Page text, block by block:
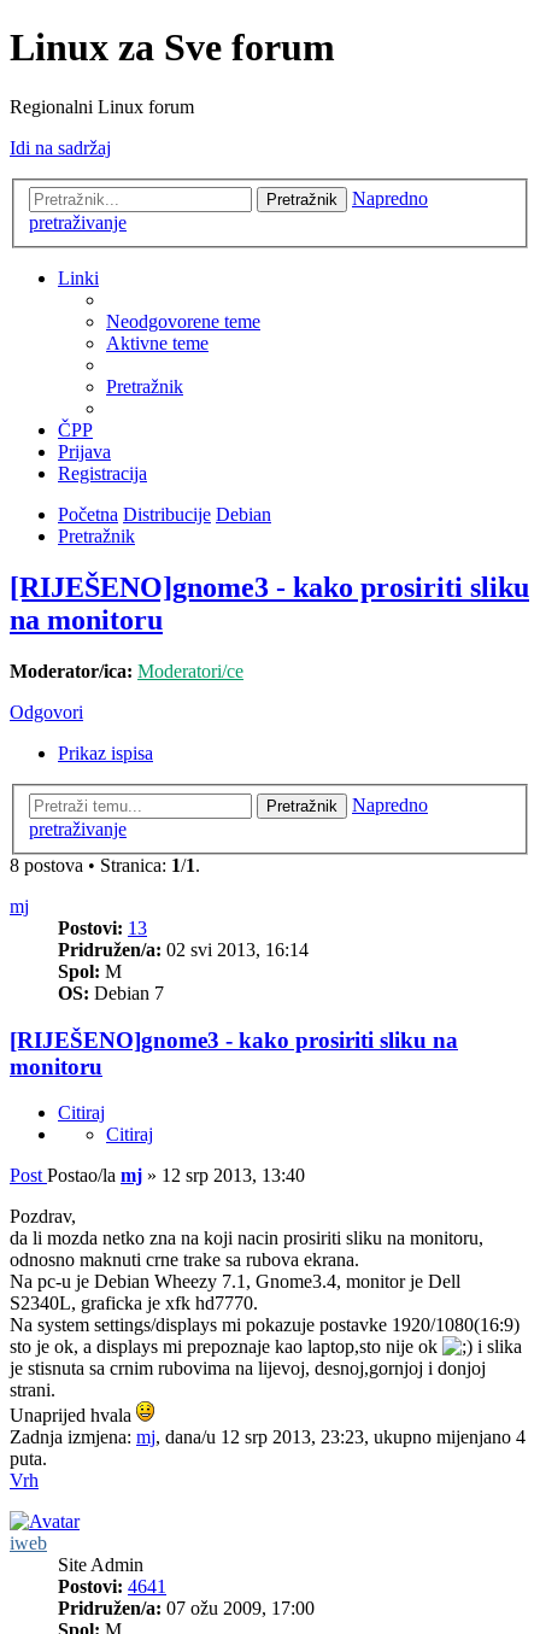
Linux za Sve forum
Regionalni Linux forum
Idi na sadržaj
Pretražnik
Napredno
pretraživanje
Linki
Neodgovorene teme
Aktivne teme
Pretražnik
ČPP
Prijava
Registracija
Početna Distribucije Debian
Pretražnik
[RIJEŠENO]gnome3 - kako prosiriti sliku
na monitoru
Moderator/ica: Moderatori/ce
Odgovori
Prikaz ispisa
Pretražnik
Napredno
pretraživanje
8 postova • Stranica: 1/1.
mj
Postovi: 13
Pridružen/a: 02 svi 2013, 16:14
Spol: M
OS: Debian 7
[RIJEŠENO]gnome3 - kako prosiriti sliku na
monitoru
Citiraj
Citiraj
Post Postao/la mj » 12 srp 2013, 13:40
Pozdrav,
da li mozda netko zna na koji nacin prosiriti sliku na monitoru,
odnosno maknuti crne trake sa rubova ekrana.
Na pc-u je Debian Wheezy 7.1, Gnome3.4, monitor je Dell
S2340L, graficka je xfk hd7770.
Na system settings/displays mi pokazuje postavke 1920/1080(16:9)
sto je ok, a displays mi prepoznaje kao laptop,sto nije ok
i slika
je stisnuta sa crnim rubovima na lijevoj, desnoj,gornjoj i donjoj
strani.
Unaprijed hvala
Zadnja izmjena: mj, dana/u 12 srp 2013, 23:23, ukupno mijenjano 4
puta.
Vrh
iweb
Site Admin
Postovi: 4641
Pridružen/a: 07 ožu 2009, 17:00